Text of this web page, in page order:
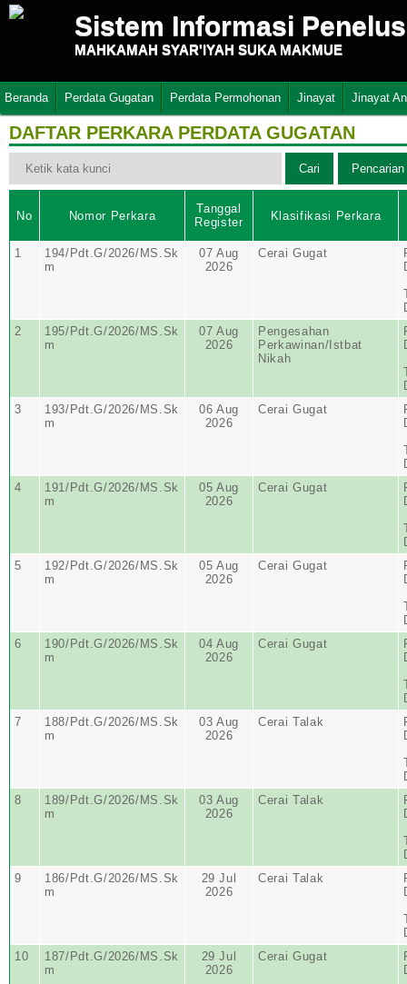
Sistem Informasi
MAHKAMAH SYAR'IYAH SUKA MAKMUE
Beranda Perdata Gugatan Perdata Permohonan Jinayat Jinayat
DAFTAR PERKARA PERDATA GUGATAN
No Nomor Perkara
Tanggal
Register
Klasifikasi Perkara
1
194/Pdt.G/2026/MS.Sk
m
07 Aug
2026
Cerai Gugat
2
195/Pdt.G/2026/MS.Sk
m
07 Aug
2026
Pengesahan
Perkawinan/Istbat
Nikah
3
193/Pdt.G/2026/MS.Sk
m
06 Aug
2026
Cerai Gugat
4
191/Pdt.G/2026/MS.Sk
m
05 Aug
2026
Cerai Gugat
5
192/Pdt.G/2026/MS.Sk
m
05 Aug
2026
Cerai Gugat
6
190/Pdt.G/2026/MS.Sk
m
04 Aug
2026
Cerai Gugat
7
188/Pdt.G/2026/MS.Sk
m
03 Aug
2026
Cerai Talak
8
189/Pdt.G/2026/MS.Sk
m
03 Aug
2026
Cerai Talak
9
186/Pdt.G/2026/MS.Sk
m
29 Jul
2026
Cerai Talak
10
187/Pdt.G/2026/MS.Sk
m
29 Jul
2026
Cerai Gugat